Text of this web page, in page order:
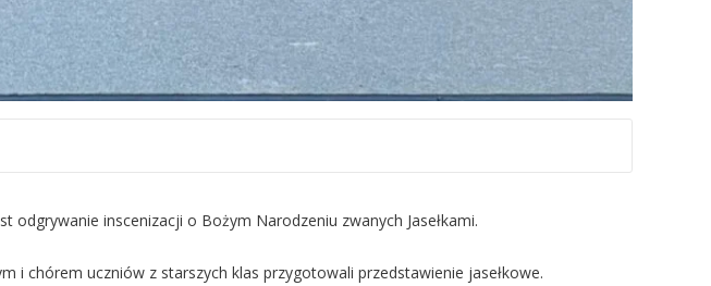
inscenizacji o Bożym Narodzeniu zwanych Jasełkami.
i chórem uczniów z starszych klas przygotowali przedstawienie jasełkowe.